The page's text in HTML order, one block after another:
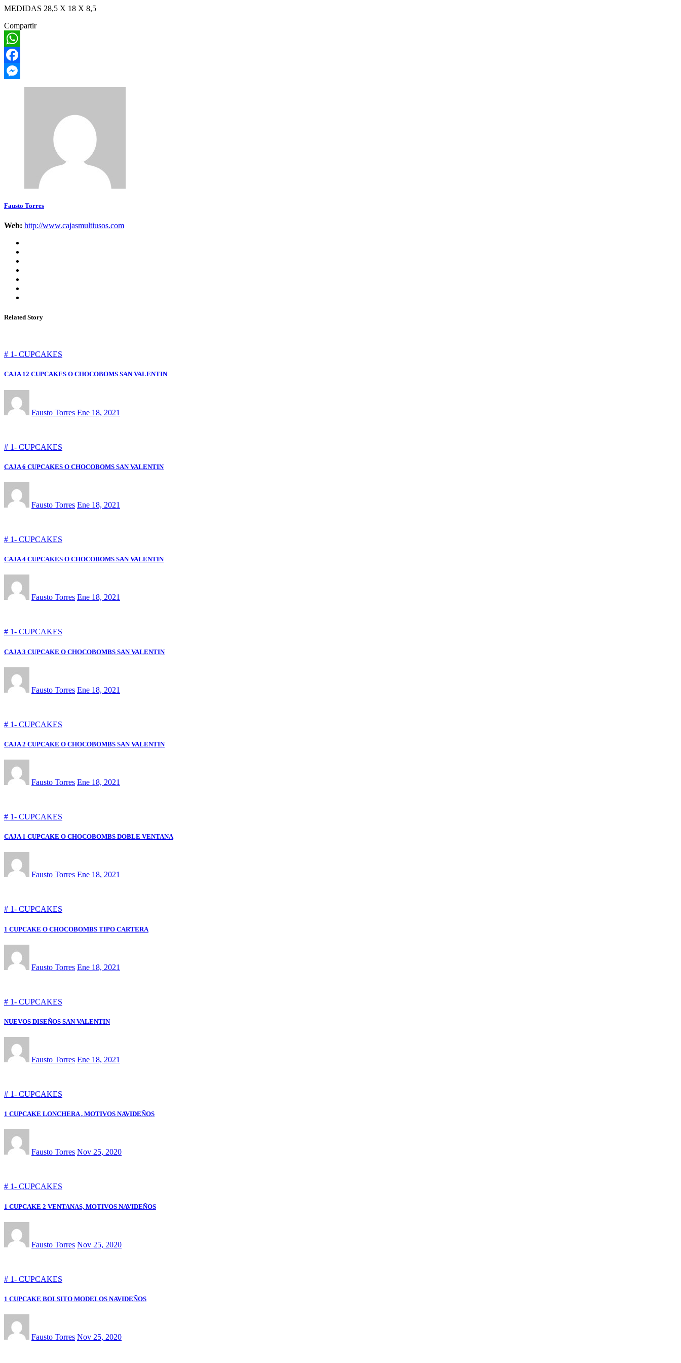
MEDIDAS 28,5 X 18 X 8,5
Compartir
WhatsApp
Facebook
Messenger
Fausto Torres
Web: http://www.cajasmultiusos.com
Related Story
# 1- CUPCAKES
CAJA 12 CUPCAKES O CHOCOBOMS SAN VALENTIN
Fausto Torres Ene 18, 2021
# 1- CUPCAKES
CAJA 6 CUPCAKES O CHOCOBOMS SAN VALENTIN
Fausto Torres Ene 18, 2021
# 1- CUPCAKES
CAJA 4 CUPCAKES O CHOCOBOMS SAN VALENTIN
Fausto Torres Ene 18, 2021
# 1- CUPCAKES
CAJA 3 CUPCAKE O CHOCOBOMBS SAN VALENTIN
Fausto Torres Ene 18, 2021
# 1- CUPCAKES
CAJA 2 CUPCAKE O CHOCOBOMBS SAN VALENTIN
Fausto Torres Ene 18, 2021
# 1- CUPCAKES
CAJA 1 CUPCAKE O CHOCOBOMBS DOBLE VENTANA
Fausto Torres Ene 18, 2021
# 1- CUPCAKES
1 CUPCAKE O CHOCOBOMBS TIPO CARTERA
Fausto Torres Ene 18, 2021
# 1- CUPCAKES
NUEVOS DISEÑOS SAN VALENTIN
Fausto Torres Ene 18, 2021
# 1- CUPCAKES
1 CUPCAKE LONCHERA , MOTIVOS NAVIDEÑOS
Fausto Torres Nov 25, 2020
# 1- CUPCAKES
1 CUPCAKE 2 VENTANAS, MOTIVOS NAVIDEÑOS
Fausto Torres Nov 25, 2020
# 1- CUPCAKES
1 CUPCAKE BOLSITO MODELOS NAVIDEÑOS
Fausto Torres Nov 25, 2020